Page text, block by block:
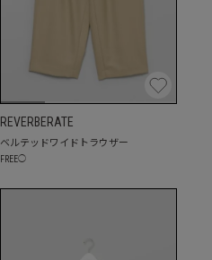
REVERBERATE
ベルテッドワイドトラウザー
FREE◯